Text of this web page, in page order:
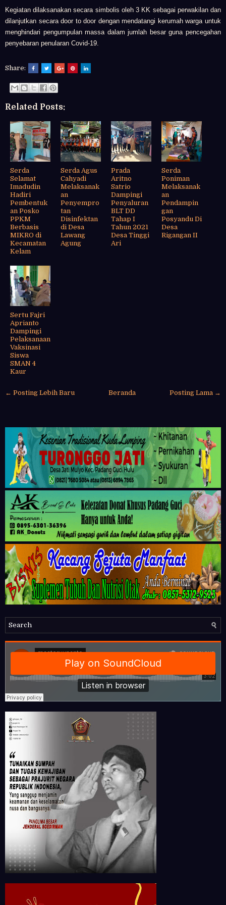
Kegiatan dilaksanakan secara simbolis oleh 3 KK sebagai perwakilan dan
dilanjutkan secara door to door dengan mendatangi kerumah warga untuk
menghindari pengumpulan massa dalam jumlah besar guna pencegahan
penyebaran penularan Covid-19.
Share:
Related Posts:
Serda
Selamat
Imadudin
Hadiri
Pembentuk
an Posko
PPKM
Berbasis
MIKRO di
Kecamatan
Kelam
Serda Agus
Cahyadi
Melaksanak
an
Penyempro
tan
Disinfektan
di Desa
Lawang
Agung
Prada
Aritno
Satrio
Dampingi
Penyaluran
BLT DD
Tahap I
Tahun 2021
Desa Tinggi
Ari
Serda
Poniman
Melaksanak
an
Pendampin
gan
Posyandu Di
Desa
Rigangan II
Sertu Fajri
Aprianto
Dampingi
Pelaksanaan
Vaksinasi
Siswa
SMAN 4
Kaur
← Posting Lebih Baru Posting Lama →
Beranda